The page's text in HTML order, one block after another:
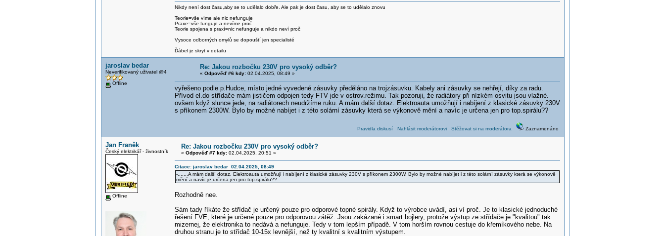
Nikdy není dost času,aby se to udělalo dobře. Ale pak je dost času, aby se to udělalo znovu
Teorie=vše víme ale nic nefunguje
Praxe=vše funguje a nevíme proč
Teorie spojena s praxí=nic nefunguje a nikdo neví proč
Vysoce odborných omylů se dopouští jen specialisté
Ďábel je skryt v detailu
jaroslav bedar
Neverifikovaný uživatel @4
Offline
Re: Jakou rozbočku 230V pro vysoký odběr?
« Odpověď #6 kdy:02.04.2025, 08:49 »
vyřešeno podle p.Hudce, místo jedné vyvedené zásuvky předěláno na trojzásuvku. Kabely ani zásuvky se nehřejí, díky za radu.
Přívod el.do střídače mám jističem odpojen tedy FTV jde v ostrov.režimu. Tak pozoruji, že radiátory při nízkém osvitu jsou vlažné.
ovšem když slunce jede, na radiátorech neudržíme ruku. A mám další dotaz. Elektroauta umožňují i nabíjení z klasické zásuvky 230V
s příkonem 2300W. Bylo by možné nabíjet i z této solární zásuvky která se výkonově mění a navíc je určena jen pro top.spirálu??
Pravidla diskusí Nahlásit moderátorovi Stěžovat si na moderátora Zaznamenáno
Jan Franěk
Český elektrikář - živnostník
Offline
Re: Jakou rozbočku 230V pro vysoký odběr?
« Odpověď #7 kdy:02.04.2025, 20:51 »
Citace: jaroslav bedar 02.04.2025, 08:49
-.......A mám další dotaz. Elektroauta umožňují i nabíjení z klasické zásuvky 230V s příkonem 2300W. Bylo by možné nabíjet i z této solární zásuvky která se výkonově
mění a navíc je určena jen pro top.spirálu??
Rozhodně nee.
Sám tady říkáte že střídač je určený pouze pro odporové topné spirály. Když to výrobce uvádí, asi ví proč. Je to klasické jednoduché
řešení FVE, které je určené pouze pro odporovou zátěž. Jsou zakázané i smart bojlery, protože výstup ze střídače je "kvalitou" tak
mizernej, že elektronika to nedává a nefunguje. Tedy v tom lepším případě. V tom horším rovnou cestuje do křemíkového nebe. Na
druhou stranu je to střídač 10-15x levnější, než ty kvalitní s kvalitním výstupem.